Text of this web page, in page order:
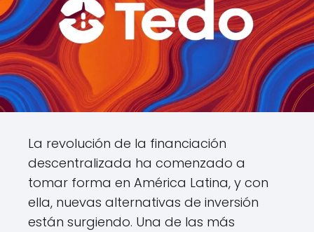
La revolución de la financiación
descentralizada ha comenzado a
tomar forma en América Latina, y con
ella, nuevas alternativas de inversión
están surgiendo. Una de las más